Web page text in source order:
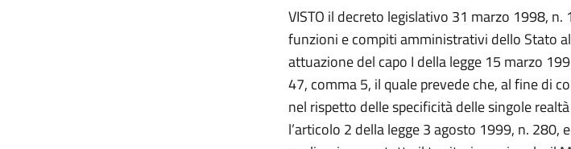
VISTO il decreto legislativo 31 marzo 1998,
funzioni e compiti amministrativi dello Stato
attuazione del capo I della legge 15 marzo
47, comma 5, il quale prevede che, al fine di
nel rispetto delle specificità delle singole
l’articolo 2 della legge 3 agosto 1999, n. 280,